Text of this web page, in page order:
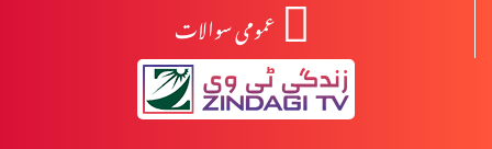
صبا کی ملکہ کا شاہی دورہ
عمومی سوالات